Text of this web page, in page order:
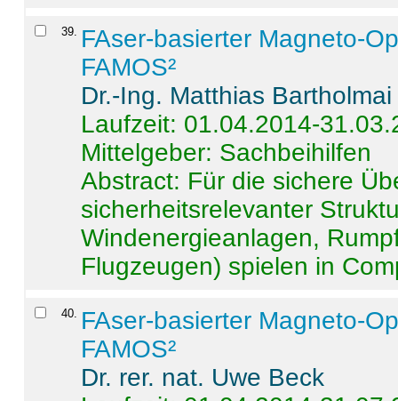
39. FAser-basierter Magneto-
FAMOS²
Dr.-Ing. Matthias Bartholmai
Laufzeit: 01.04.2014-
Mittelgeber: Sachbeihilfen
Abstract: Für die sichere
sicherheitsrelevanter
Windenergieanlagen,
Flugzeugen) spielen in
40. FAser-basierter Magneto-
FAMOS²
Dr. rer. nat. Uwe Beck